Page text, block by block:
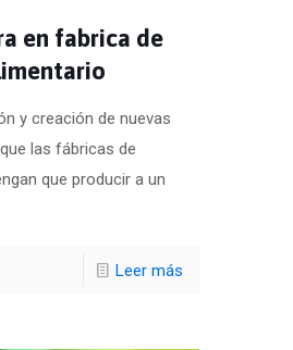
en fabrica de
y creación de nuevas
las fábricas de
que producir a un
Leer más